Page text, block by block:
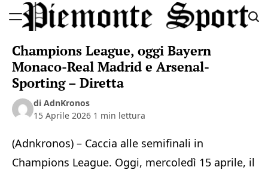
to
Sport
Champions League, oggi Bayern
Monaco-Real Madrid e Arsenal-
Sporting – Diretta
di AdnKronos
15 Aprile 2026 1 min lettura
(Adnkronos) – Caccia alle semifinali in
Champions League. Oggi, mercoledì 15 aprile, il